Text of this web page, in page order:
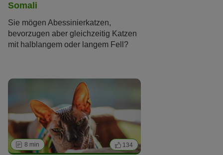
Somali
Sie mögen Abessinierkatzen,
bevorzugen aber gleichzeitig Katzen
mit halblangem oder langem Fell?
8 min 134